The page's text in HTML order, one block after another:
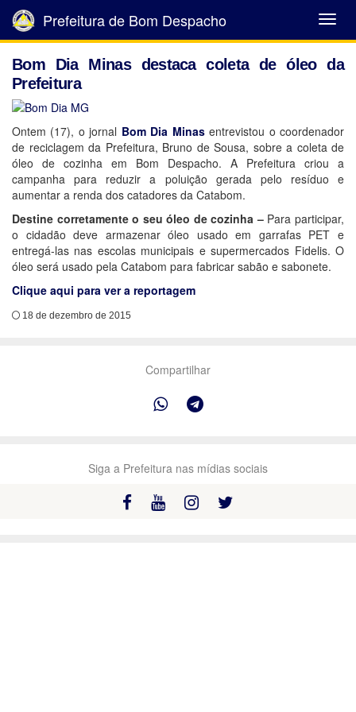
Abrir
Menu
Prefeitura de Bom Despacho
Bom Dia Minas destaca coleta de óleo da
Prefeitura
Ontem (17), o jornal Bom Dia Minasentrevistou o coordenador
de reciclagem da Prefeitura, Bruno de Sousa, sobre a coleta de
óleo de cozinha em Bom Despacho. A Prefeitura criou a
campanha para reduzir a poluição gerada pelo resíduo e
aumentar a renda dos catadores da Catabom.
Destine corretamente o seu óleo de cozinha –Para participar,
o cidadão deve armazenar óleo usado em garrafas PET e
entregá-las nas escolas municipais e supermercados Fidelis. O
óleo será usado pela Catabom para fabricar sabão e sabonete.
Clique aqui para ver a reportagem
18 de dezembro de 2015
Compartilhar
Siga a Prefeitura nas mídias sociais